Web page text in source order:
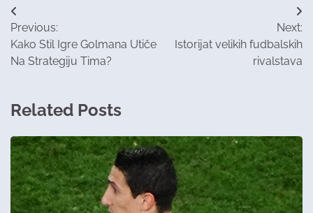
Post
navigation
Previous:
Kako Stil Igre Golmana Utiče
Na Strategiju Tima?
Next:
Istorijat velikih fudbalskih
rivalstava​
Related Posts